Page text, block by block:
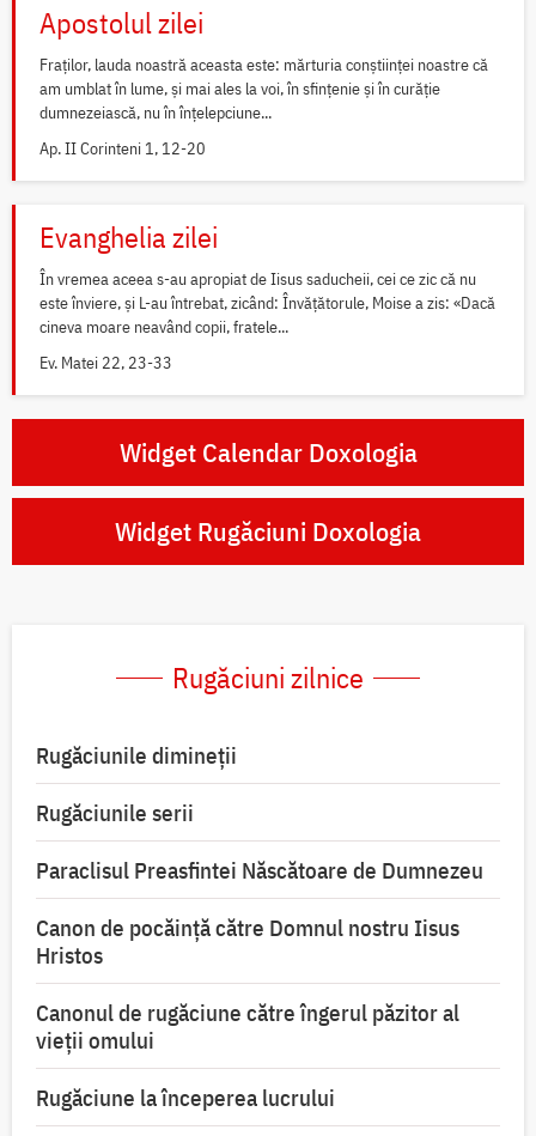
Apostolul zilei
Fraților, lauda noastră aceasta este: mărturia conștiinței noastre că
am umblat în lume, și mai ales la voi, în sfințenie și în curăție
dumnezeiască, nu în înțelepciune...
Ap. II Corinteni 1, 12-20
Evanghelia zilei
În vremea aceea s-au apropiat de Iisus saducheii, cei ce zic că nu
este înviere, și L-au întrebat, zicând: Învățătorule, Moise a zis: «Dacă
cineva moare neavând copii, fratele...
Ev. Matei 22, 23-33
Widget Calendar Doxologia
Widget Rugăciuni Doxologia
Rugăciuni zilnice
Rugăciunile dimineții
Rugăciunile serii
Paraclisul Preasfintei Născătoare de Dumnezeu
Canon de pocăință către Domnul nostru Iisus
Hristos
Canonul de rugăciune către îngerul păzitor al
vieții omului
Rugăciune la începerea lucrului